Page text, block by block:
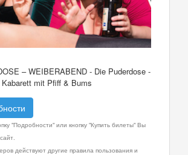
– WEIBERABEND - Die Puderdose -
Kabarett mit Pfiff & Bums
"Подробности" или кнопку "Купить билеты" Вы
действуют другие правила пользования и